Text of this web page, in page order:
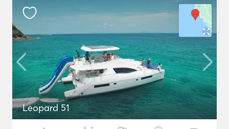
Leopard 51